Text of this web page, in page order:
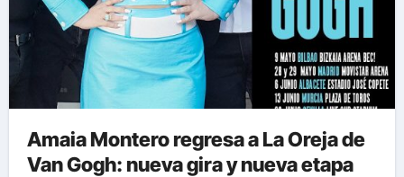
Amaia Montero regresa a La Oreja de
Van Gogh: nueva gira y nueva etapa